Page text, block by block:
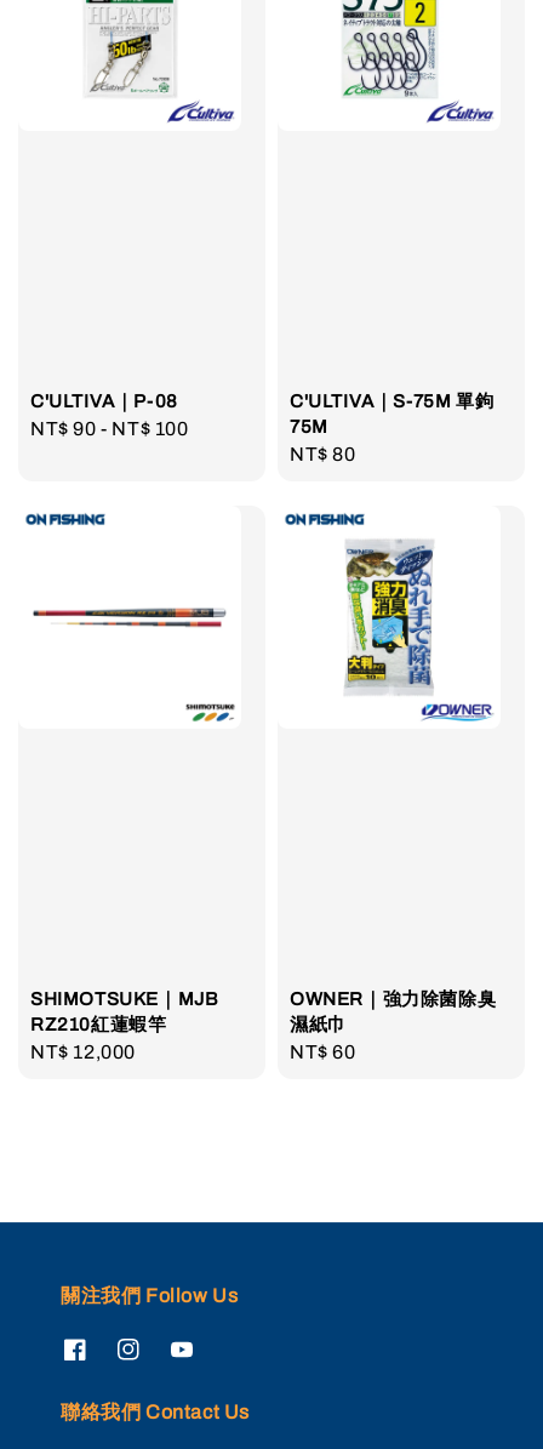
C'ULTIVA｜P-08
Regular
NT$ 90 - NT$ 100
C'ULTIVA｜S-75M 單鉤
75M
Regular
NT$ 80
SHIMOTSUKE｜MJB
RZ210紅蓮蝦竿
Regular
NT$ 12,000
OWNER｜強力除菌除臭
濕紙巾
Regular
NT$ 60
關注我們 Follow Us
聯絡我們 Contact Us